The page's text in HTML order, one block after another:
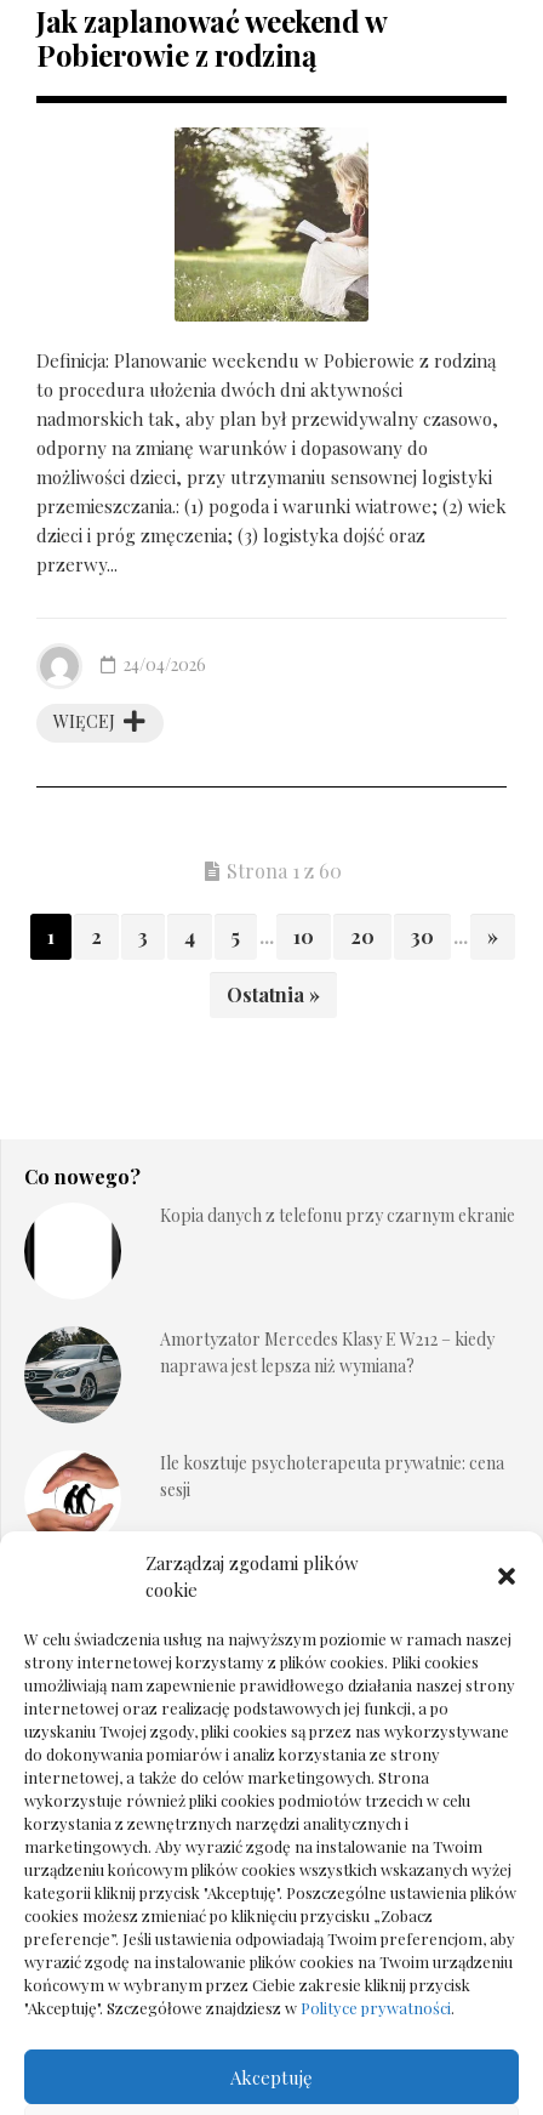
Zarządzaj zgodami plików
cookie
W celu świadczenia usług na najwyższym poziomie w ramach naszej
strony internetowej korzystamy z plików cookies. Pliki cookies
umożliwiają nam zapewnienie prawidłowego działania naszej strony
internetowej oraz realizację podstawowych jej funkcji, a po
uzyskaniu Twojej zgody, pliki cookies są przez nas wykorzystywane
do dokonywania pomiarów i analiz korzystania ze strony
internetowej, a także do celów marketingowych. Strona
wykorzystuje również pliki cookies podmiotów trzecich w celu
korzystania z zewnętrznych narzędzi analitycznych i
marketingowych. Aby wyrazić zgodę na instalowanie na Twoim
urządzeniu końcowym plików cookies wszystkich wskazanych wyżej
kategorii kliknij przycisk "Akceptuję". Poszczególne ustawienia plików
cookies możesz zmieniać po kliknięciu przycisku „Zobacz
preferencje”. Jeśli ustawienia odpowiadają Twoim preferencjom, aby
wyrazić zgodę na instalowanie plików cookies na Twoim urządzeniu
końcowym w wybranym przez Ciebie zakresie kliknij przycisk
"Akceptuję". Szczegółowe znajdziesz w Polityce prywatności.
Akceptuję
Jak zaplanować weekend w
Pobierowie z rodziną
Definicja: Planowanie weekendu w Pobierowie z rodziną
to procedura ułożenia dwóch dni aktywności
nadmorskich tak, aby plan był przewidywalny czasowo,
odporny na zmianę warunków i dopasowany do
możliwości dzieci, przy utrzymaniu sensownej logistyki
przemieszczania.: (1) pogoda i warunki wiatrowe; (2) wiek
dzieci i próg zmęczenia; (3) logistyka dojść oraz
przerwy...
WIĘCEJ
24/04/2026
Strona 1 z 60
1 2 3 4 5 ... 10 20 30 ... »
Ostatnia »
Co nowego?
Kopia danych z telefonu przy czarnym ekranie
Amortyzator Mercedes Klasy E W212 – kiedy
naprawa jest lepsza niż wymiana?
Ile kosztuje psychoterapeuta prywatnie: cena
sesji
Dokumenty do odbioru przy zmianie biura
Deska podłogowa do salonu: jak wybrać bez
pośpiechu